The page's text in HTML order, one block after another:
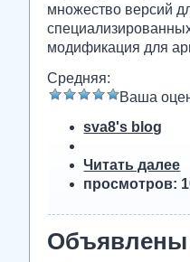
множество версий
модификация для
Средняя:
Ваша
sva8's blog
Читать далее
просмотров: